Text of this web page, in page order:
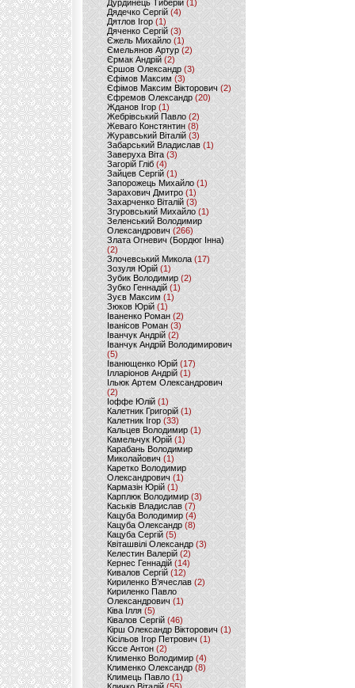
Дурдинець Тиберій (1)
Дядечко Сергій (4)
Дятлов Ігор (1)
Дяченко Сергій (3)
Єжель Михайло (1)
Ємельянов Артур (2)
Єрмак Андрій (2)
Єршов Олександр (3)
Єфімов Максим (3)
Єфімов Максим Вікторович (2)
Єфремов Олександр (20)
Жданов Ігор (1)
Жебрівський Павло (2)
Жеваго Констянтин (8)
Журавський Віталій (3)
Забарський Владислав (1)
Заверуха Віта (3)
Загорій Гліб (4)
Зайцев Сергій(1)
Запорожець Михайло (1)
Зарахович Дмитро (1)
Захарченко Віталій (3)
Згуровський Михайло (1)
Зеленський Володимир
Олександрович (266)
Злата Огневич (Бордюг Інна)
(2)
Злочевський Микола(17)
Зозуля Юрій (1)
Зубик Володимир (2)
Зубко Геннадій (1)
Зуєв Максим(1)
Зюков Юрій (1)
Іваненко Роман (2)
Іванісов Роман (3)
Іванчук Андрій(2)
Іванчук Андрій Володимирович
(5)
Іванющенко Юрій (17)
Ілларіонов Андрій (1)
Ільюк Артем Олександрович
(2)
Іоффе Юлій (1)
Калетник Григорій(1)
Калетник Ігор (33)
Кальцев Володимир(1)
Камельчук Юрій (1)
Карабань Володимир
Миколайович (1)
Каретко Володимир
Олександрович (1)
Кармазін Юрій(1)
Карплюк Володимир(3)
Каськів Владислав (7)
Кацуба Володимир (4)
Кацуба Олександр (8)
Кацуба Сергій (5)
Квіташвілі Олександр(3)
Келестин Валерій(2)
Кернес Геннадій (14)
Кивалов Сергій (12)
Кириленко В’ячеслав (2)
Кириленко Павло
Олександрович (1)
Ківа Ілля (5)
Ківалов Сергій(46)
Кірш Олександр Вікторович (1)
Кісільов Ігор Петрович (1)
Кіссе Антон (2)
Клименко Володимир(4)
Клименко Олександр (8)
Климець Павло (1)